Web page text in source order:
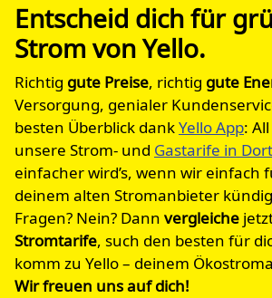
Entscheid dich für
Strom von Yello.
Richtig gute Preise, richtig gute
Versorgung, genialer
besten Überblick dankYello App:
unsere Strom- und Gastarife in
einfacher wird’s, wenn wir einfach
deinem alten Stromanbieter
Fragen? Nein? Dann vergleiche
Stromtarife, such den besten für
komm zu Yello – deinem
Wir freuen uns auf dich!